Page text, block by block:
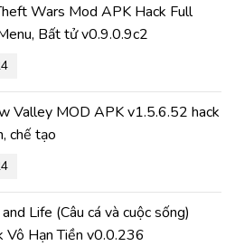
Wars Mod APK Hack Full
Bất tử v0.9.0.9c2
Valley MOD APK v1.5.6.52 hack
chế tạo
Life (Câu cá và cuộc sống)
Vô Hạn Tiền v0.0.236